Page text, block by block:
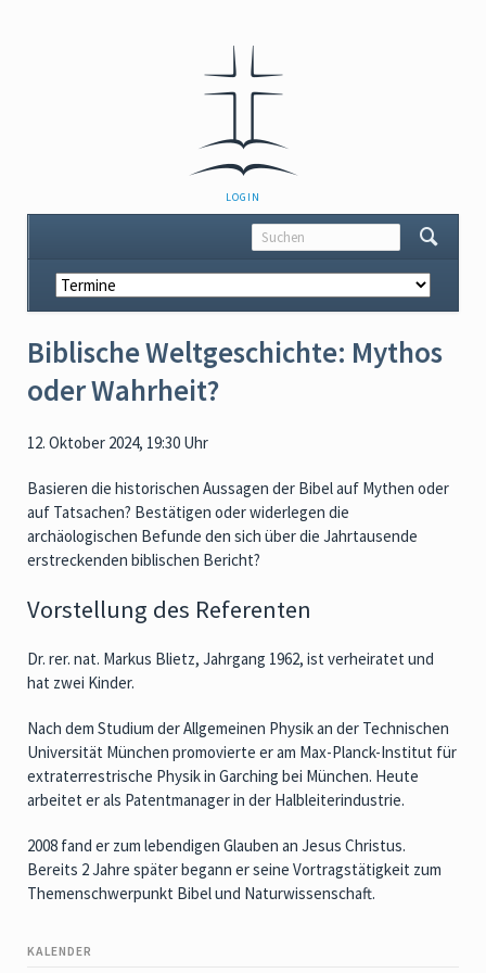
NAVIGATION
ÜBERSPRINGEN
LOGIN
Navigation
überspringen
Biblische Weltgeschichte: Mythos
oder Wahrheit?
12. Oktober 2024, 19:30 Uhr
Basieren die historischen Aussagen der Bibel auf Mythen oder
auf Tatsachen? Bestätigen oder widerlegen die
archäologischen Befunde den sich über die Jahrtausende
erstreckenden biblischen Bericht?
Vorstellung des Referenten
Dr. rer. nat. Markus Blietz, Jahrgang 1962, ist verheiratet und
hat zwei Kinder.
Nach dem Studium der Allgemeinen Physik an der Technischen
Universität München promovierte er am Max-Planck-Institut für
extraterrestrische Physik in Garching bei München. Heute
arbeitet er als Patentmanager in der Halbleiterindustrie.
2008 fand er zum lebendigen Glauben an Jesus Christus.
Bereits 2 Jahre später begann er seine Vortragstätigkeit zum
Themenschwerpunkt Bibel und Naturwissenschaft.
KALENDER